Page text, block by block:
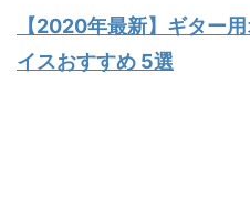
【2020年最新】ギター
イスおすすめ 5選